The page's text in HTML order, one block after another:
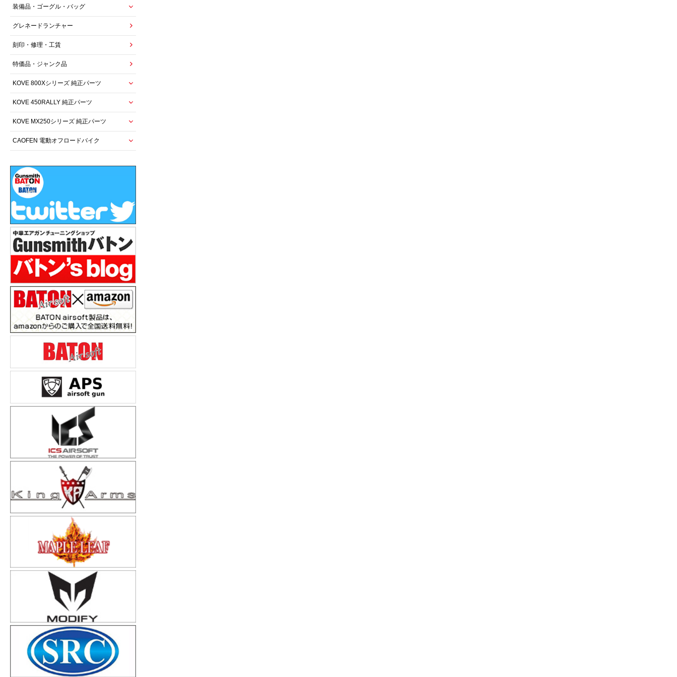
装備品・ゴーグル・バッグ
グレネードランチャー
刻印・修理・工賃
特価品・ジャンク品
KOVE 800Xシリーズ 純正パーツ
KOVE 450RALLY 純正パーツ
KOVE MX250シリーズ 純正パーツ
CAOFEN 電動オフロードバイク